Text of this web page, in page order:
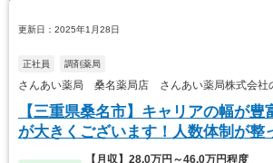
更新日：2025年1月28日
正社員 調剤薬局
さんあい薬局 桑名薬局店 さんあい薬局株式会社
【三重県桑名市】キャリアの幅が
が大きくございます！人数体制が整
【月収】28.0万円～46.0万円程度